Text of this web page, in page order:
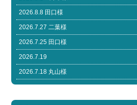
2026.8.8 田口様
2026.7.27 二葉様
2026.7.25 田口様
2026.7.19
2026.7.18 丸山様